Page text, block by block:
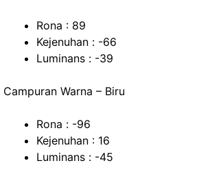
Rona : 89
Kejenuhan : -66
Luminans : -39
Campuran Warna – Biru
Rona : -96
Kejenuhan : 16
Luminans : -45